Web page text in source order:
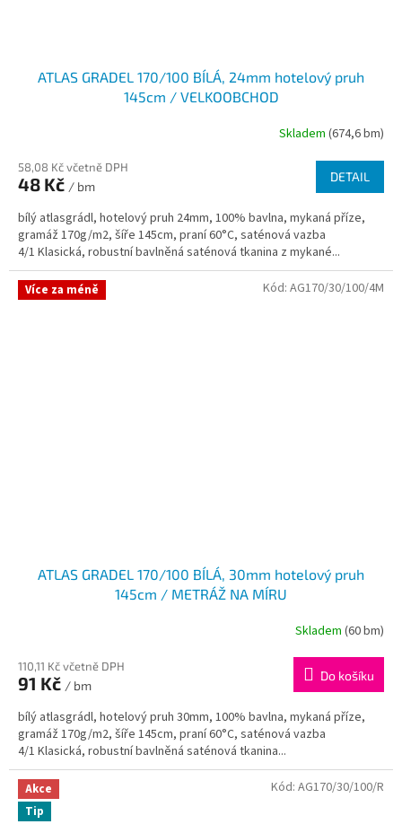
ATLAS GRADEL 170/100 BÍLÁ, 24mm hotelový pruh
145cm / VELKOOBCHOD
Skladem (674,6 bm)
58,08 Kč včetně DPH
48 Kč / bm
DETAIL
bílý atlasgrádl, hotelový pruh 24mm, 100% bavlna, mykaná příze,
gramáž 170g/m2, šíře 145cm, praní 60°C, saténová vazba
4/1 Klasická, robustní bavlněná saténová tkanina z mykané...
Více za méně
ATLAS GRADEL 170/100 BÍLÁ, 30mm hotelový pruh
145cm / METRÁŽ NA MÍRU
Skladem (60 bm)
110,11 Kč včetně DPH
91 Kč / bm
Do košíku
bílý atlasgrádl, hotelový pruh 30mm, 100% bavlna, mykaná příze,
gramáž 170g/m2, šíře 145cm, praní 60°C, saténová vazba
4/1 Klasická, robustní bavlněná saténová tkanina...
Kód: AG170/30/100/4M
Akce
Tip
Kód: AG170/30/100/R